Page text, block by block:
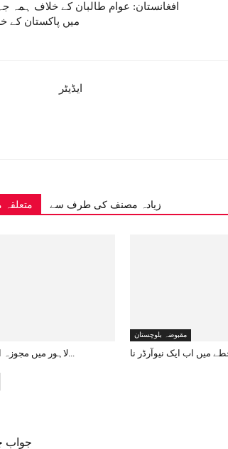
افغانستان: عوام طالبان کے خلاف ہمہ
میں پاکستان کے
ایڈیٹر
زیادہ مصنف کی طرف سے
لاہور میں مجوزہ احتجاجی م...
مقبوضہ بلوچستان
جواب